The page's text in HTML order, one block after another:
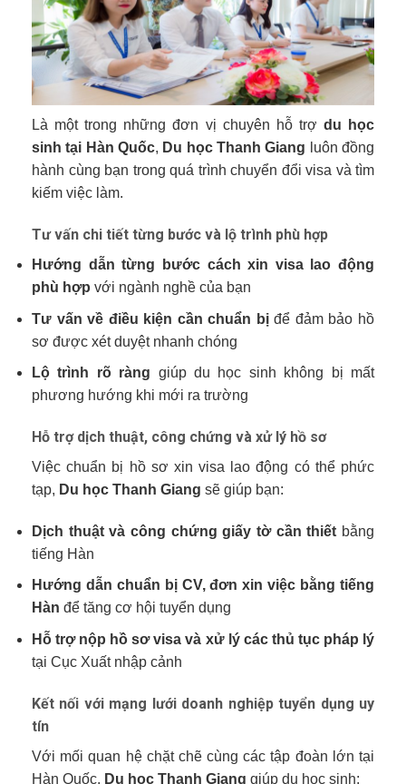
Là một trong những đơn vị chuyên hỗ trợ du học
sinh tại Hàn Quốc, Du học Thanh Giang luôn đồng
hành cùng bạn trong quá trình chuyển đổi visa và tìm
kiếm việc làm.
Tư vấn chi tiết từng bước và lộ trình phù hợp
Hướng dẫn từng bước cách xin visa lao động
phù hợp với ngành nghề của bạn
Tư vấn về điều kiện cần chuẩn bịđể đảm bảo hồ
sơ được xét duyệt nhanh chóng
Lộ trình rõ ràng giúp du học sinh không bị mất
phương hướng khi mới ra trường
Hỗ trợ dịch thuật, công chứng và xử lý hồ sơ
Việc chuẩn bị hồ sơ xin visa lao động có thể phức
tạp, Du học Thanh Giang sẽ giúp bạn:
Dịch thuật và công chứng giấy tờ cần thiết bằng
tiếng Hàn
Hướng dẫn chuẩn bị CV, đơn xin việc bằng tiếng
Hàn để tăng cơ hội tuyển dụng
Hỗ trợ nộp hồ sơ visa và xử lý các thủ tục pháp lý
tại Cục Xuất nhập cảnh
Kết nối với mạng lưới doanh nghiệp tuyển dụng uy
tín
Với mối quan hệ chặt chẽ cùng các tập đoàn lớn tại
Hàn Quốc, Du học Thanh Giang giúp du học sinh: